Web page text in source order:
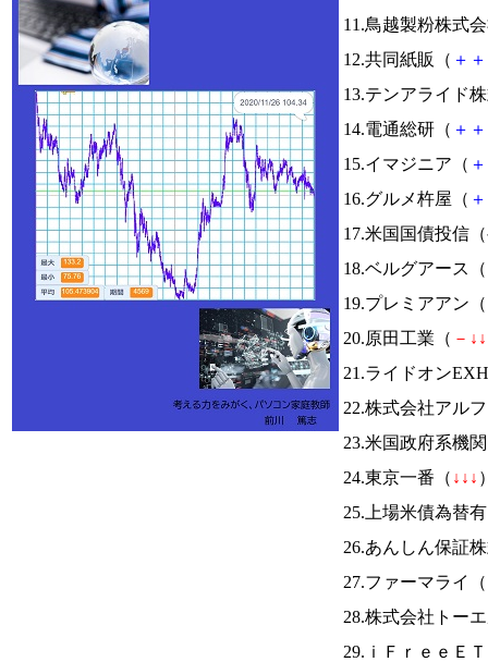
11.鳥越製粉株式
12.共同紙販（ ＋ ＋
13.テンアライド
14.電通総研（ ＋ ＋
15.イマジニア（ ＋
16.グルメ杵屋（ ＋
17.米国国債投信
18.ベルグアース（
19.プレミアアン（
20.原田工業（ － ↓ ↓
21.ライドオン
22.株式会社アル
23.米国政府系機
24.東京一番（ ↓ ↓ ↓
25.上場米債為替
26.あんしん保証
27.ファーマライ（
28.株式会社トー
29.ｉＦｒｅｅＥ